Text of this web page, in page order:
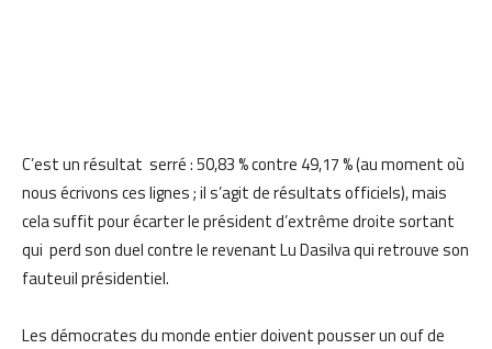
C’est un résultat serré : 50,83 % contre 49,17 % (au moment où
nous écrivons ces lignes ; il s’agit de résultats officiels), mais
cela suffit pour écarter le président d’extrême droite sortant
qui perd son duel contre le revenant Lu Dasilva qui retrouve son
fauteuil présidentiel.
Les démocrates du monde entier doivent pousser un ouf de